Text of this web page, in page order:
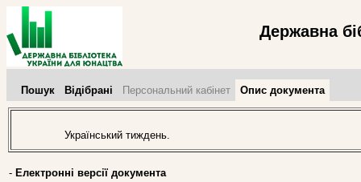
Державна
Пошук Відібрані Персональний кабінет Опис документа
Український тиждень.
- Електронні версії документа